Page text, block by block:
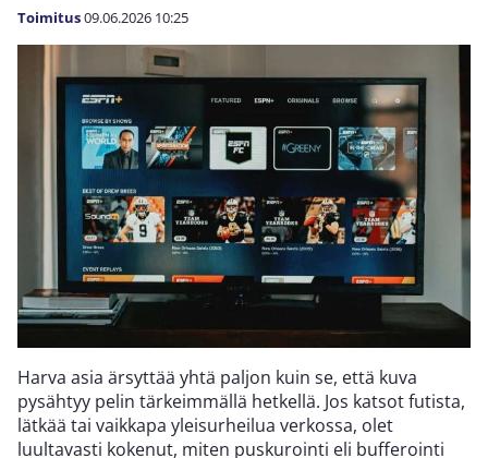
Toimitus09.06.2026 10:25
Harva asia ärsyttää yhtä paljon kuin se, että kuva
pysähtyy pelin tärkeimmällä hetkellä. Jos katsot futista,
lätkää tai vaikkapa yleisurheilua verkossa, olet
luultavasti kokenut, miten puskurointi eli bufferointi